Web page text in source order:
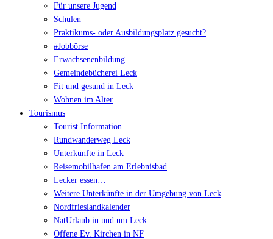
Für unsere Jugend
Schulen
Praktikums- oder Ausbildungsplatz gesucht?
#Jobbörse
Erwachsenenbildung
Gemeindebücherei Leck
Fit und gesund in Leck
Wohnen im Alter
Tourismus
Tourist Information
Rundwanderweg Leck
Unterkünfte in Leck
Reisemobilhafen am Erlebnisbad
Lecker essen…
Weitere Unterkünfte in der Umgebung von Leck
Nordfrieslandkalender
NatUrlaub in und um Leck
Offene Ev. Kirchen in NF